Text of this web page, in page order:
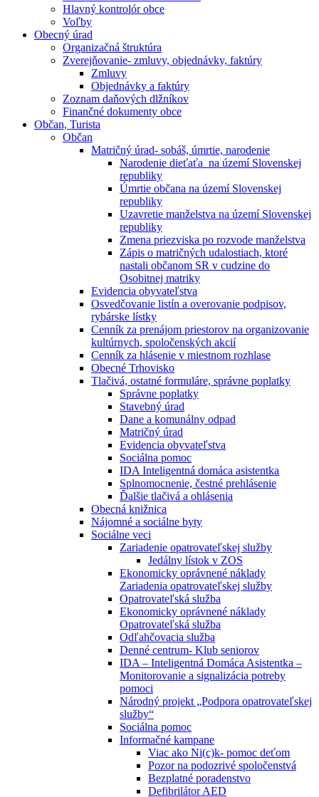
Hlavný kontrolór obce
Voľby
Obecný úrad
Organizačná štruktúra
Zverejňovanie- zmluvy, objednávky, faktúry
Zmluvy
Objednávky a faktúry
Zoznam daňových dlžníkov
Finančné dokumenty obce
Občan, Turista
Občan
Matričný úrad- sobáš, úmrtie, narodenie
Narodenie dieťaťa na území Slovenskej
republiky
Úmrtie občana na území Slovenskej
republiky
Uzavretie manželstva na území Slovenskej
republiky
Zmena priezviska po rozvode manželstva
Zápis o matričných udalostiach, ktoré
nastali občanom SR v cudzine do
Osobitnej matriky
Evidencia obyvateľstva
Osvedčovanie listín a overovanie podpisov,
rybárske lístky
Cenník za prenájom priestorov na organizovanie
kultúrnych, spoločenských akcií
Cenník za hlásenie v miestnom rozhlase
Obecné Trhovisko
Tlačivá, ostatné formuláre, správne poplatky
Správne poplatky
Stavebný úrad
Dane a komunálny odpad
Matričný úrad
Evidencia obyvateľstva
Sociálna pomoc
IDA Inteligentná domáca asistentka
Splnomocnenie, čestné prehlásenie
Ďalšie tlačivá a ohlásenia
Obecná knižnica
Nájomné a sociálne byty
Sociálne veci
Zariadenie opatrovateľskej služby
Jedálny lístok v ZOS
Ekonomicky oprávnené náklady
Zariadenia opatrovateľskej služby
Opatrovateľská služba
Ekonomicky oprávnené náklady
Opatrovateľská služba
Odľahčovacia služba
Denné centrum- Klub seniorov
IDA – Inteligentná Domáca Asistentka –
Monitorovanie a signalizácia potreby
pomoci
Národný projekt „Podpora opatrovateľskej
služby“
Sociálna pomoc
Informačné kampane
Viac ako Ni(c)k- pomoc deťom
Pozor na podozrivé spoločenstvá
Bezplatné poradenstvo
Defibrilátor AED